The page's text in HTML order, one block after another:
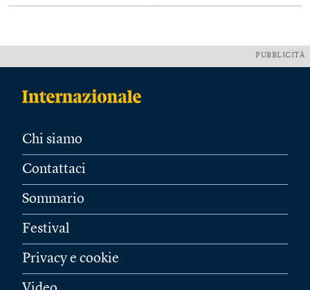
PUBBLICITÀ
Chi siamo
Contattaci
Sommario
Festival
Privacy e cookie